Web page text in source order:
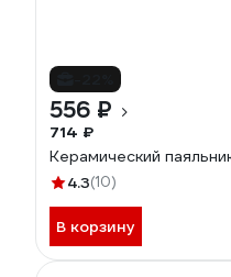
556 ₽
714 ₽
Керамический
4.3(10)
В корзину